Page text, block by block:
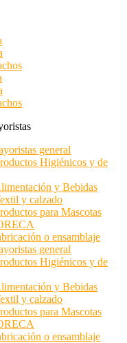
general
Higiénicos y de
y Bebidas
y calzado
para Mascotas
o ensamblaje
general
Higiénicos y de
y Bebidas
y calzado
para Mascotas
o ensamblaje